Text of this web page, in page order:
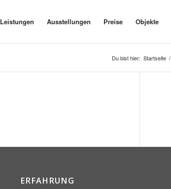
Leistungen Ausstellungen Preise Objekte
Du bist hier: Startseite /
ERFAHRUNG